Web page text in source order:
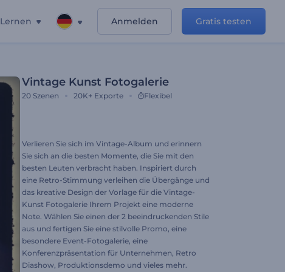
Lernen Anmelden Gratis testen
Vintage Kunst Fotogalerie
20 Szenen 20K+ Exporte Flexibel
Verlieren Sie sich im Vintage-Album und erinnern
Sie sich an die besten Momente, die Sie mit den
besten Leuten verbracht haben. Inspiriert durch
eine Retro-Stimmung verleihen die Übergänge und
das kreative Design der Vorlage für die Vintage-
Kunst Fotogalerie Ihrem Projekt eine moderne
Note. Wählen Sie einen der 2 beeindruckenden Stile
aus und fertigen Sie eine stilvolle Promo, eine
besondere Event-Fotogalerie, eine
Konferenzpräsentation für Unternehmen, Retro
Diashow, Produktionsdemo und vieles mehr.